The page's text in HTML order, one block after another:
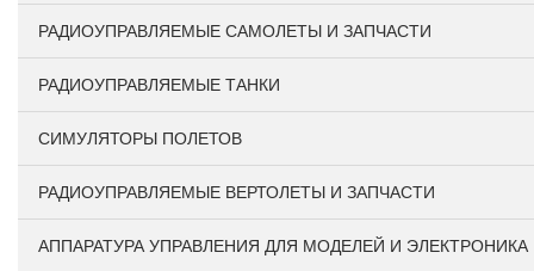
РАДИОУПРАВЛЯЕМЫЕ САМОЛЕТЫ И ЗАПЧАСТИ
РАДИОУПРАВЛЯЕМЫЕ ТАНКИ
СИМУЛЯТОРЫ ПОЛЕТОВ
РАДИОУПРАВЛЯЕМЫЕ ВЕРТОЛЕТЫ И ЗАПЧАСТИ
АППАРАТУРА УПРАВЛЕНИЯ ДЛЯ МОДЕЛЕЙ И ЭЛЕКТРОНИКА